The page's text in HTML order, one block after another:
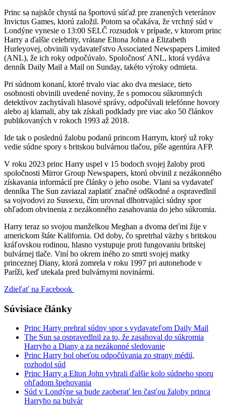
Princ sa najskôr chystá na športovú súťaž pre zranených veteránov
Invictus Games, ktorú založil. Potom sa očakáva, že vrchný súd v
Londýne vynesie o 13:00 SELČ rozsudok v prípade, v ktorom princ
Harry a ďalšie celebrity, vrátane Eltona Johna a Elizabeth
Hurleyovej, obvinili vydavateľstvo Associated Newspapers Limited
(ANL), že ich roky odpočúvalo. Spoločnosť ANL, ktorá vydáva
denník Daily Mail a Mail on Sunday, takéto výroky odmieta.
Pri súdnom konaní, ktoré trvalo viac ako dva mesiace, tieto
osobnosti obvinili uvedené noviny, že s pomocou súkromných
detektívov zachytávali hlasové správy, odpočúvali telefónne hovory
alebo aj klamali, aby tak získali podklady pre viac ako 50 článkov
publikovaných v rokoch 1993 až 2018.
Ide tak o poslednú žalobu podanú princom Harrym, ktorý už roky
vedie súdne spory s britskou bulvárnou tlačou, píše agentúra AFP.
V roku 2023 princ Harry uspel v 15 bodoch svojej žaloby proti
spoločnosti Mirror Group Newspapers, ktorú obvinil z nezákonného
získavania informácií pre články o jeho osobe. Vlani sa vydavateľ
denníka The Sun zaviazal zaplatiť značné odškodné a ospravedlnil
sa vojvodovi zo Sussexu, čím urovnal dlhotrvajúci súdny spor
ohľadom obvinenia z nezákonného zasahovania do jeho súkromia.
Harry teraz so svojou manželkou Meghan a dvoma deťmi žije v
americkom štáte Kalifornia. Od doby, čo spretrhal väzby s britskou
kráľovskou rodinou, hlasno vystupuje proti fungovaniu britskej
bulvárnej tlače. Viní ho okrem iného zo smrti svojej matky
princeznej Diany, ktorá zomrela v roku 1997 pri autonehode v
Paríži, keď utekala pred bulvárnymi novinármi.
Zdieľať na Facebook
Súvisiace články
Princ Harry prehral súdny spor s vydavateľom Daily Mail
The Sun sa ospravedlnil za to, že zasahoval do súkromia
Harryho a Diany a za nezákonné sledovanie
Princ Harry bol obeťou odpočúvania zo strany médií,
rozhodol súd
Princ Harry a Elton John vyhrali ďalšie kolo súdneho sporu
ohľadom špehovania
Súd v Londýne sa bude zaoberať len časťou žaloby princa
Harryho na bulvár